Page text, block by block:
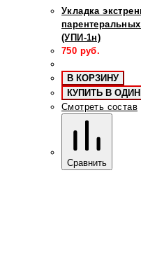
Укладка
(УПИ-1н)
750 руб.
В КОРЗИНУ
КУПИТЬ В
Смотреть состав
Сравнить